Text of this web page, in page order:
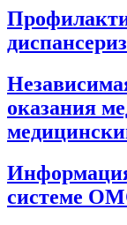
оказания
системе